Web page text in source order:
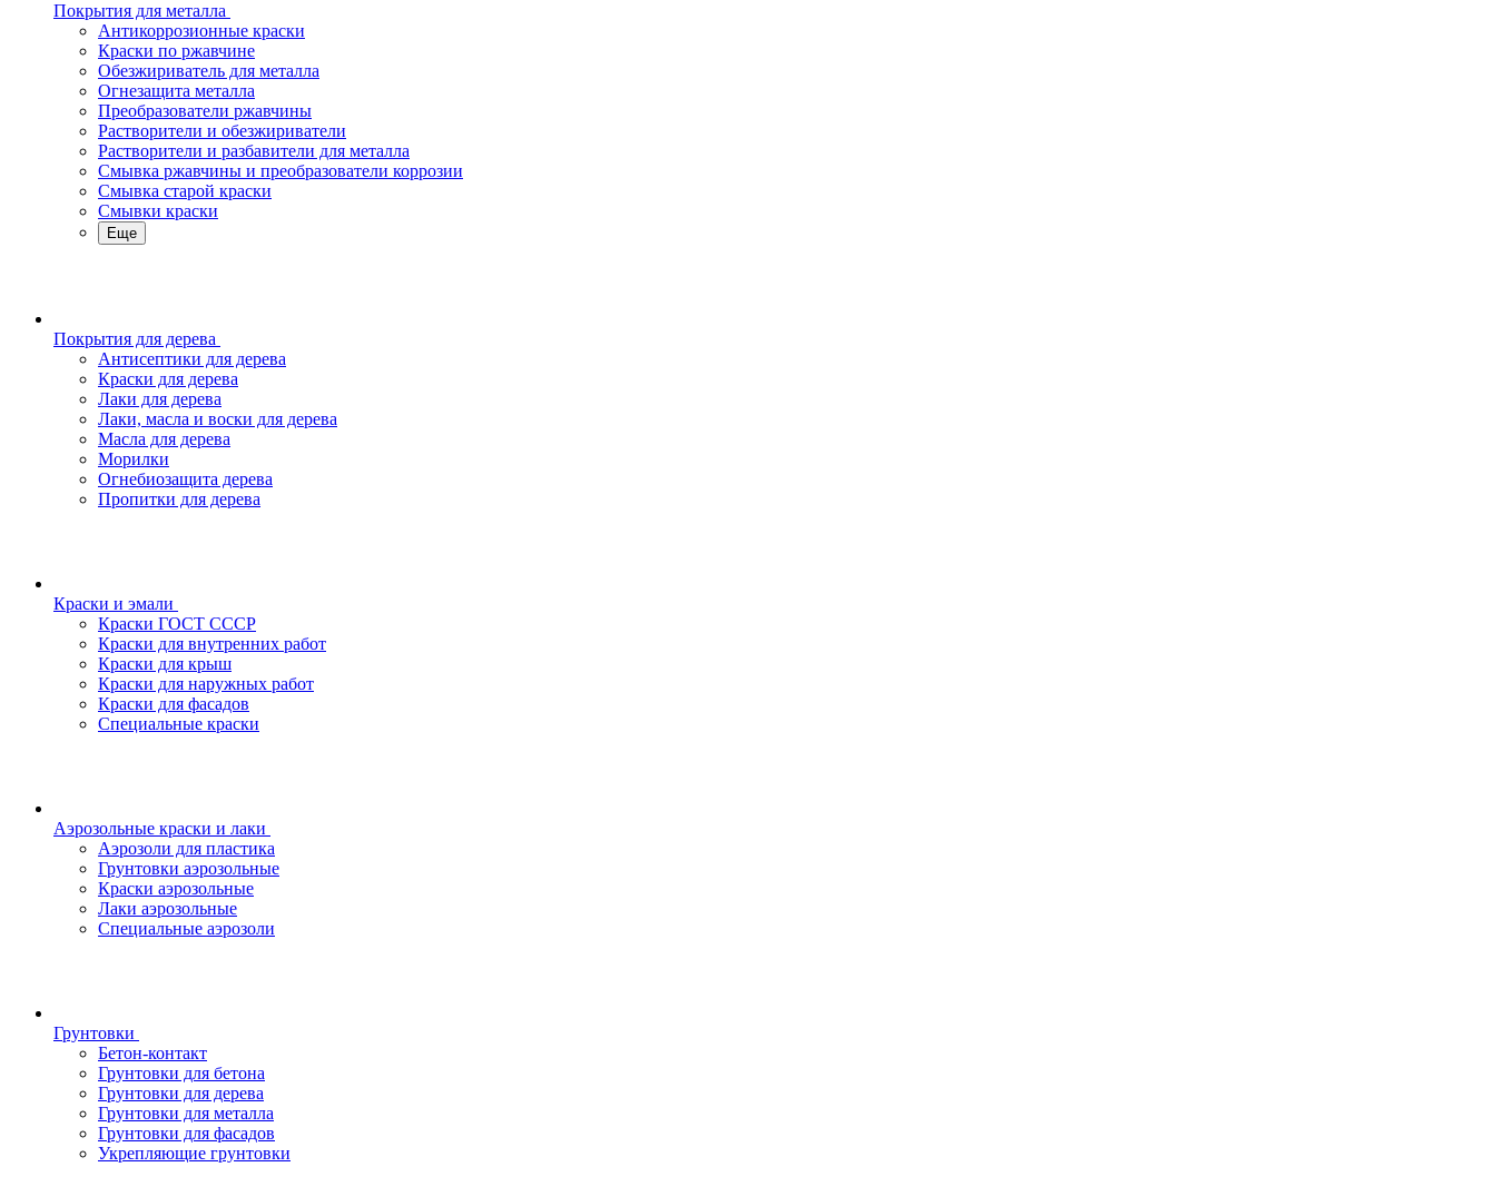
Покрытия для металла
Антикоррозионные краски
Краски по ржавчине
Обезжириватель для металла
Огнезащита металла
Преобразователи ржавчины
Растворители и обезжириватели
Растворители и разбавители для металла
Смывка ржавчины и преобразователи коррозии
Смывка старой краски
Смывки краски
Еще
Покрытия для дерева
Антисептики для дерева
Краски для дерева
Лаки для дерева
Лаки, масла и воски для дерева
Масла для дерева
Морилки
Огнебиозащита дерева
Пропитки для дерева
Краски и эмали
Краски ГОСТ СССР
Краски для внутренних работ
Краски для крыш
Краски для наружных работ
Краски для фасадов
Специальные краски
Аэрозольные краски и лаки
Аэрозоли для пластика
Грунтовки аэрозольные
Краски аэрозольные
Лаки аэрозольные
Специальные аэрозоли
Грунтовки
Бетон-контакт
Грунтовки для бетона
Грунтовки для дерева
Грунтовки для металла
Грунтовки для фасадов
Укрепляющие грунтовки